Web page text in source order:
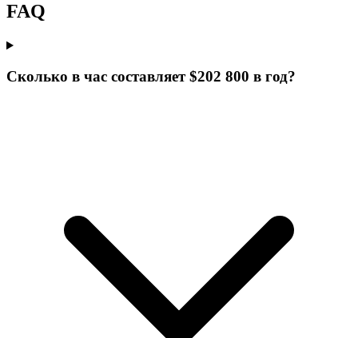
FAQ
Сколько в час составляет $202 800 в год?